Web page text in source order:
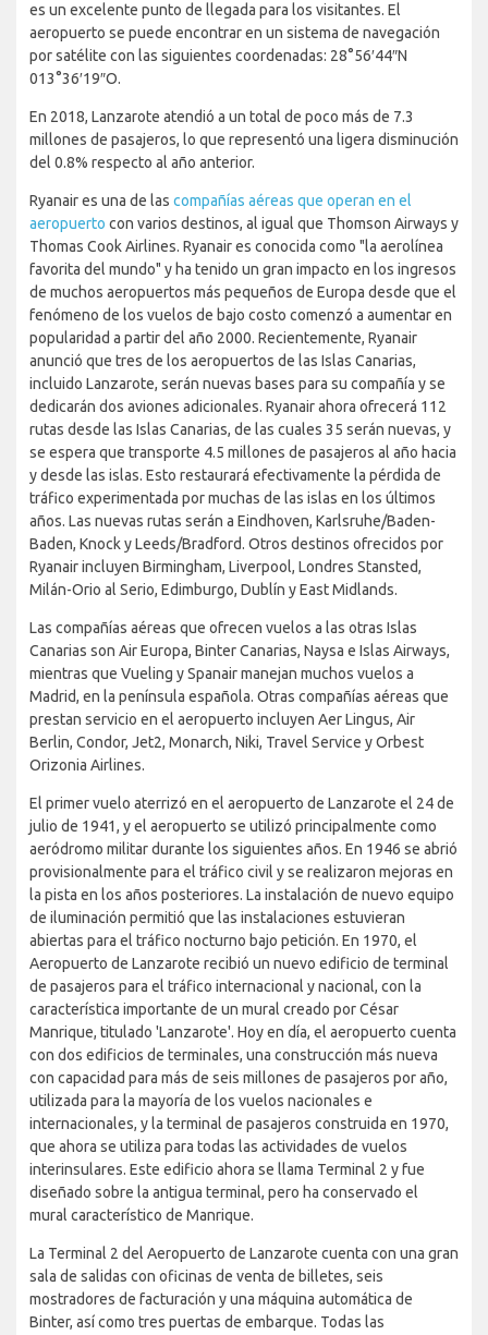
es un excelente punto de llegada para los visitantes. El
aeropuerto se puede encontrar en un sistema de navegación
por satélite con las siguientes coordenadas: 28°56′44″N
013°36′19″O.
En 2018, Lanzarote atendió a un total de poco más de 7.3
millones de pasajeros, lo que representó una ligera disminución
del 0.8% respecto al año anterior.
Ryanair es una de las compañías aéreas que operan en el
aeropuerto con varios destinos, al igual que Thomson Airways y
Thomas Cook Airlines. Ryanair es conocida como "la aerolínea
favorita del mundo" y ha tenido un gran impacto en los ingresos
de muchos aeropuertos más pequeños de Europa desde que el
fenómeno de los vuelos de bajo costo comenzó a aumentar en
popularidad a partir del año 2000. Recientemente, Ryanair
anunció que tres de los aeropuertos de las Islas Canarias,
incluido Lanzarote, serán nuevas bases para su compañía y se
dedicarán dos aviones adicionales. Ryanair ahora ofrecerá 112
rutas desde las Islas Canarias, de las cuales 35 serán nuevas, y
se espera que transporte 4.5 millones de pasajeros al año hacia
y desde las islas. Esto restaurará efectivamente la pérdida de
tráfico experimentada por muchas de las islas en los últimos
años. Las nuevas rutas serán a Eindhoven, Karlsruhe/Baden-
Baden, Knock y Leeds/Bradford. Otros destinos ofrecidos por
Ryanair incluyen Birmingham, Liverpool, Londres Stansted,
Milán-Orio al Serio, Edimburgo, Dublín y East Midlands.
Las compañías aéreas que ofrecen vuelos a las otras Islas
Canarias son Air Europa, Binter Canarias, Naysa e Islas Airways,
mientras que Vueling y Spanair manejan muchos vuelos a
Madrid, en la península española. Otras compañías aéreas que
prestan servicio en el aeropuerto incluyen Aer Lingus, Air
Berlin, Condor, Jet2, Monarch, Niki, Travel Service y Orbest
Orizonia Airlines.
El primer vuelo aterrizó en el aeropuerto de Lanzarote el 24 de
julio de 1941, y el aeropuerto se utilizó principalmente como
aeródromo militar durante los siguientes años. En 1946 se abrió
provisionalmente para el tráfico civil y se realizaron mejoras en
la pista en los años posteriores. La instalación de nuevo equipo
de iluminación permitió que las instalaciones estuvieran
abiertas para el tráfico nocturno bajo petición. En 1970, el
Aeropuerto de Lanzarote recibió un nuevo edificio de terminal
de pasajeros para el tráfico internacional y nacional, con la
característica importante de un mural creado por César
Manrique, titulado 'Lanzarote'. Hoy en día, el aeropuerto cuenta
con dos edificios de terminales, una construcción más nueva
con capacidad para más de seis millones de pasajeros por año,
utilizada para la mayoría de los vuelos nacionales e
internacionales, y la terminal de pasajeros construida en 1970,
que ahora se utiliza para todas las actividades de vuelos
interinsulares. Este edificio ahora se llama Terminal 2 y fue
diseñado sobre la antigua terminal, pero ha conservado el
mural característico de Manrique.
La Terminal 2 del Aeropuerto de Lanzarote cuenta con una gran
sala de salidas con oficinas de venta de billetes, seis
mostradores de facturación y una máquina automática de
Binter, así como tres puertas de embarque. Todas las